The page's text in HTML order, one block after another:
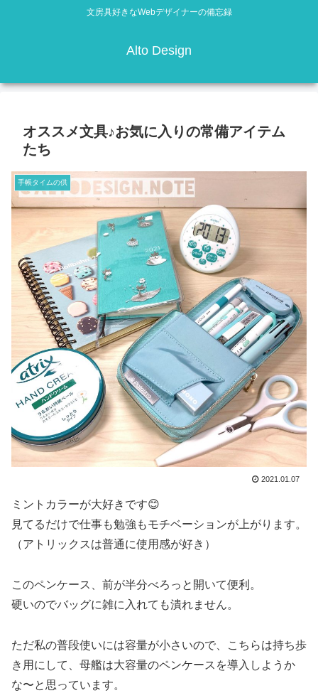
文房具好きなWebデザイナーの備忘録
Alto Design
オススメ文具♪お気に入りの常備アイテム
たち
手帳タイムの供
2021.01.07
ミントカラーが大好きです😊
見てるだけで仕事も勉強もモチベーションが上がります。
（アトリックスは普通に使用感が好き）
このペンケース、前が半分べろっと開いて便利。
硬いのでバッグに雑に入れても潰れません。
ただ私の普段使いには容量が小さいので、こちらは持ち歩
き用にして、母艦は大容量のペンケースを導入しようか
な〜と思っています。